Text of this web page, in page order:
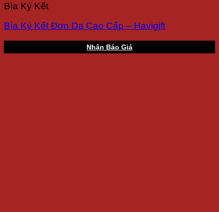
Bìa Ký Kết
Bìa Ký Kết Đơn Da Cao Cấp – Havigift
Nhận Báo Giá